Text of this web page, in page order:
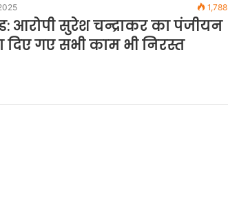
1,788
आरोपी सुरेश चन्द्राकर का पंजीयन
दिए गए सभी काम भी निरस्त